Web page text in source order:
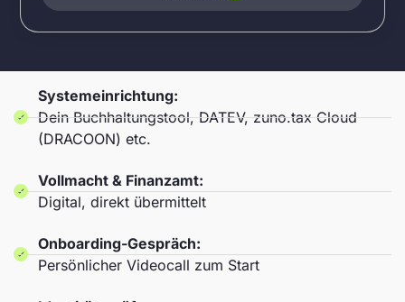
Systemeinrichtung:
Dein Buchhaltungstool, DATEV, zuno.tax Cloud
(DRACOON) etc.
Vollmacht & Finanzamt:
Digital, direkt übermittelt
Onboarding-Gespräch:
Persönlicher Videocall zum Start